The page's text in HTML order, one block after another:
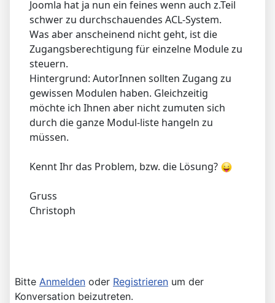
Joomla hat ja nun ein feines wenn auch z.Teil
schwer zu durchschauendes ACL-System.
Was aber anscheinend nicht geht, ist die
Zugangsberechtigung für einzelne Module zu
steuern.
Hintergrund: AutorInnen sollten Zugang zu
gewissen Modulen haben. Gleichzeitig
möchte ich Ihnen aber nicht zumuten sich
durch die ganze Modul-liste hangeln zu
müssen.
Kennt Ihr das Problem, bzw. die Lösung?
Gruss
Christoph
Bitte Anmelden oder Registrieren um der
Konversation beizutreten.